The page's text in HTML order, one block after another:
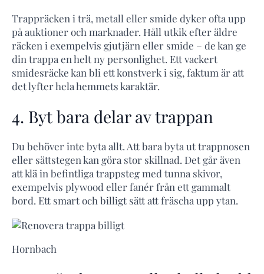
Trappräcken i trä, metall eller smide dyker ofta upp
på auktioner och marknader. Håll utkik efter äldre
räcken i exempelvis gjutjärn eller smide – de kan ge
din trappa en helt ny personlighet. Ett vackert
smidesräcke kan bli ett konstverk i sig, faktum är att
det lyfter hela hemmets karaktär.
4. Byt bara delar av trappan
Du behöver inte byta allt. Att bara byta ut trappnosen
eller sättstegen kan göra stor skillnad. Det går även
att klä in befintliga trappsteg med tunna skivor,
exempelvis plywood eller fanér från ett gammalt
bord. Ett smart och billigt sätt att fräscha upp ytan.
Hornbach